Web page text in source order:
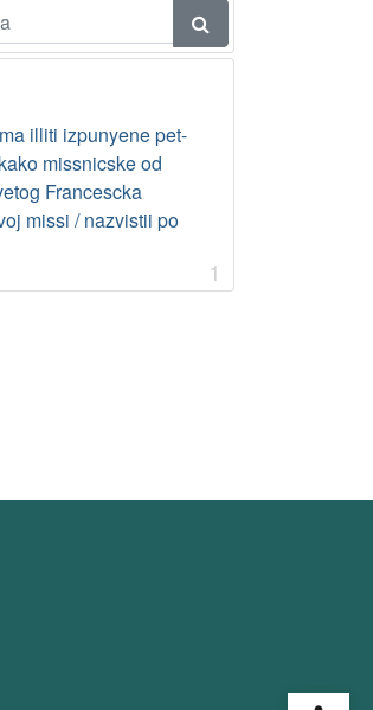
illiti izpunyene pet-
missnicske od
Francescka
missi / nazvistii po
1